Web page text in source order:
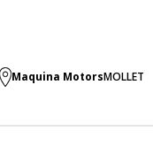
Maquina MotorsMOLLET